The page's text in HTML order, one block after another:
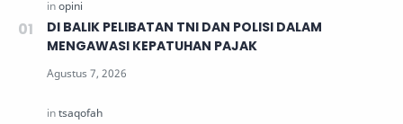
DI BALIK PELIBATAN TNI DAN POLISI DALAM
MENGAWASI KEPATUHAN PAJAK